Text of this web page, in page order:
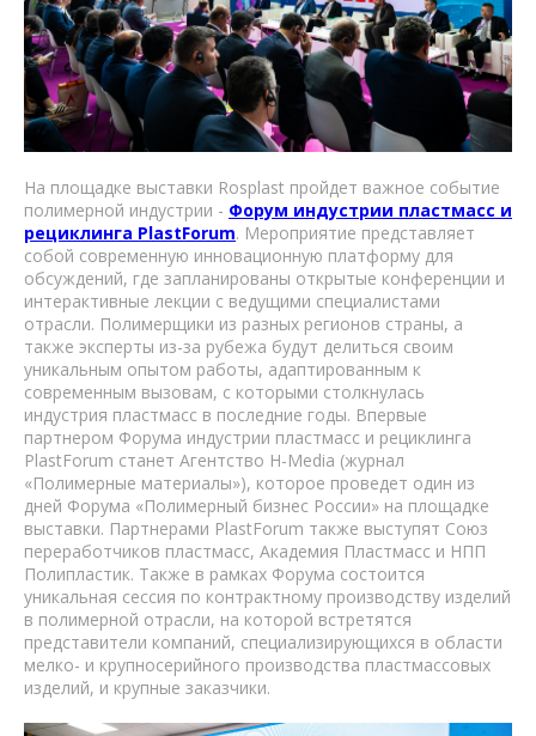
На площадке выставки Rosplast пройдет важное событие
полимерной индустрии - Форум индустрии пластмасс и
рециклинга PlastForum. Мероприятие представляет
собой современную инновационную платформу для
обсуждений, где запланированы открытые конференции и
интерактивные лекции с ведущими специалистами
отрасли. Полимерщики из разных регионов страны, а
также эксперты из-за рубежа будут делиться своим
уникальным опытом работы, адаптированным к
современным вызовам, с которыми столкнулась
индустрия пластмасс в последние годы. Впервые
партнером Форума индустрии пластмасс и рециклинга
PlastForum станет Агентство H-Media (журнал
«Полимерные материалы»), которое проведет один из
дней Форума «Полимерный бизнес России» на площадке
выставки. Партнерами PlastForum также выступят Союз
переработчиков пластмасс, Академия Пластмасс и НПП
Полипластик. Также в рамках Форума состоится
уникальная сессия по контрактному производству изделий
в полимерной отрасли, на которой встретятся
представители компаний, специализирующихся в области
мелко- и крупносерийного производства пластмассовых
изделий, и крупные заказчики.